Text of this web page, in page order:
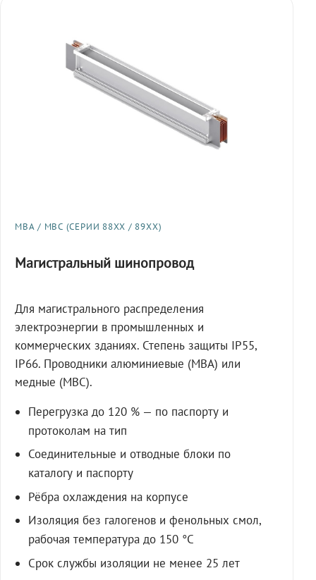
МВА / МВС (СЕРИИ 88XX / 89XX)
Магистральный шинопровод
Для магистрального распределения
электроэнергии в промышленных и
коммерческих зданиях. Степень защиты IP55,
IP66. Проводники алюминиевые (МВА) или
медные (МВС).
Перегрузка до 120 % — по паспорту и
протоколам на тип
Соединительные и отводные блоки по
каталогу и паспорту
Рёбра охлаждения на корпусе
Изоляция без галогенов и фенольных смол,
рабочая температура до 150 °C
Срок службы изоляции не менее 25 лет